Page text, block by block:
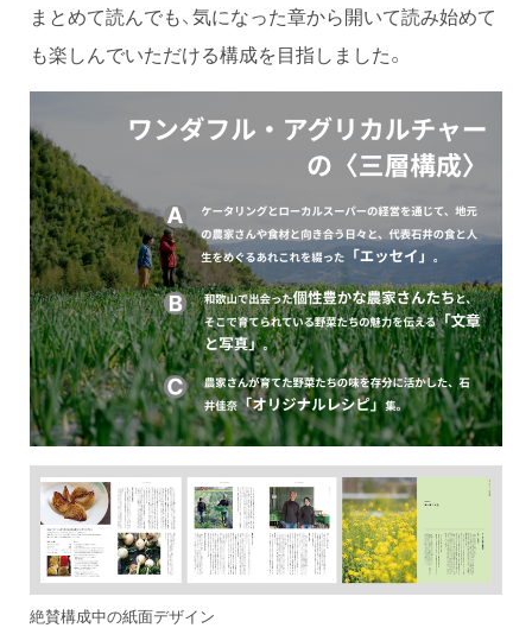
まとめて読んでも、気になった章から開いて読み始めて
も楽しんでいただける構成を目指しました。
絶賛構成中の紙面デザイン